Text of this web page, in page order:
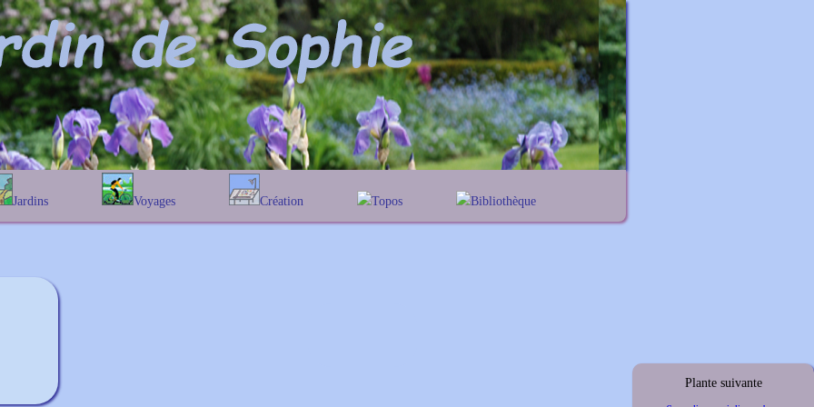
Jardins Voyages
En Belgique
Création
Prairies fleuries
Topos
Les chênes
Bibliothèque
Lexique noms propres
Plante suivante